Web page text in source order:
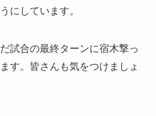
にしています。
試合の最終ターンに宿木撃っ
す。皆さんも気をつけましょ